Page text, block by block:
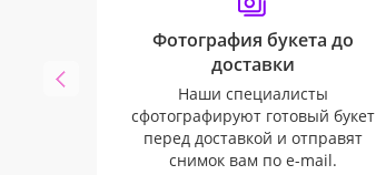
Фотография букета до
доставки
Наши специалисты
сфотографируют готовый букет
перед доставкой и отправят
снимок вам по e-mail.